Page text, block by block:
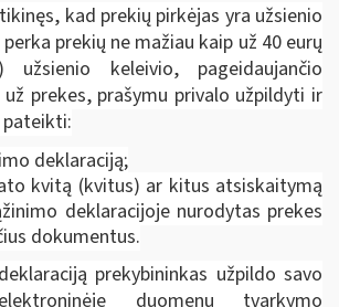
kad prekių pirkėjas yra užsienio
prekių ne mažiau kaip už 40 eurų
užsienio keleivio, pageidaujančio
prekes, prašymu privalo užpildyti ir
pateikti:
deklaraciją;
kvitą (kvitus) ar kitus atsiskaitymą
deklaracijoje nurodytas prekes
dokumentus.
prekybininkas užpildo savo
duomenų tvarkymo